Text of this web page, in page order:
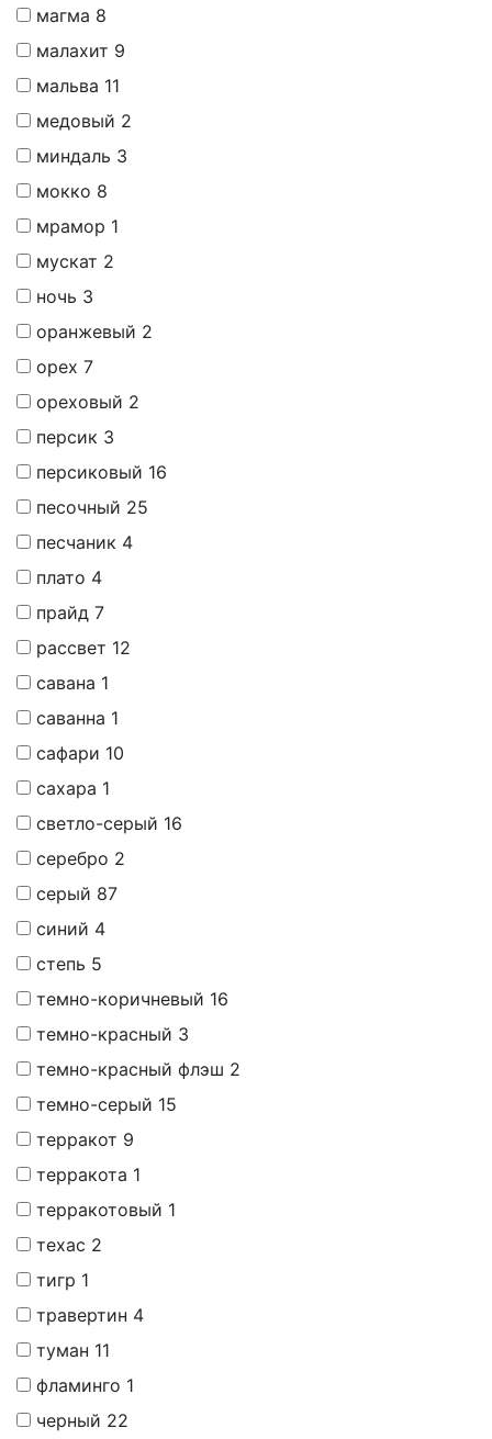
магма 8
малахит 9
мальва 11
медовый 2
миндаль 3
мокко 8
мрамор 1
мускат 2
ночь 3
оранжевый 2
орех 7
ореховый 2
персик 3
персиковый 16
песочный 25
песчаник 4
плато 4
прайд 7
рассвет 12
савана 1
саванна 1
сафари 10
сахара 1
светло-серый 16
серебро 2
серый 87
синий 4
степь 5
темно-коричневый 16
темно-красный 3
темно-красный флэш 2
темно-серый 15
терракот 9
терракота 1
терракотовый 1
техас 2
тигр 1
травертин 4
туман 11
фламинго 1
черный 22